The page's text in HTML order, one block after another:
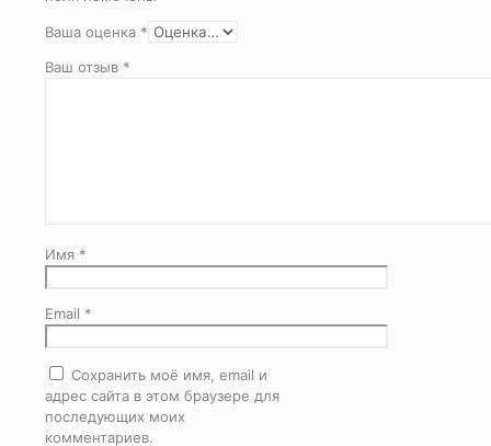
Ваша оценка *
Ваш отзыв *
Имя *
Email *
Сохранить моё имя, email и
адрес сайта в этом браузере для
последующих моих
комментариев.